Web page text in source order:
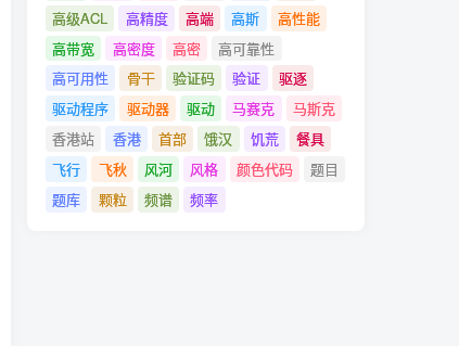
高级ACL
高精度 高端 高斯
高性能
高带宽
高密度 高密
高可靠性
高可用性
骨干 验证码 验证
驱逐
驱动程序
驱动器 驱动 马赛克
马斯克
香港站
香港 首部 饿汉 饥荒
餐具
飞行
飞秋 风河 风格 颜色代码
题目
题库
颗粒 频谱 频率